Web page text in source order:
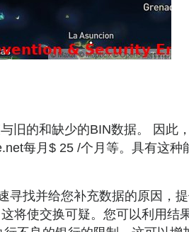
旧的和缺少的BIN数据。 因此
每月$ 25 /个月等。具有这
找并给您补充数据的原因，
将使交换可疑。您可以利用结